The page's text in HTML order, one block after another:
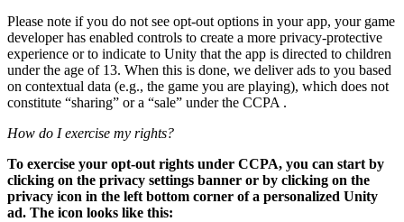
Please note if you do not see opt-out options in your app, your game
developer has enabled controls to create a more privacy-protective
experience or to indicate to Unity that the app is directed to children
under the age of 13. When this is done, we deliver ads to you based
on contextual data (e.g., the game you are playing), which does not
constitute “sharing” or a “sale” under the CCPA .
How do I exercise my rights?
To exercise your opt-out rights under CCPA, you can start by
clicking on the privacy settings banner or by clicking on the
privacy icon in the left bottom corner of a personalized Unity
ad. The icon looks like this: